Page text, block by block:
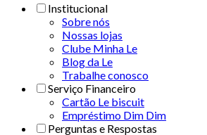
Institucional
Sobre nós
Nossas lojas
Clube Minha Le
Blog da Le
Trabalhe conosco
Serviço Financeiro
Cartão Le biscuit
Empréstimo Dim Dim
Perguntas e Respostas